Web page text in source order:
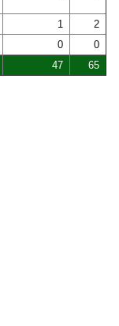
1
2
0
0
47 65